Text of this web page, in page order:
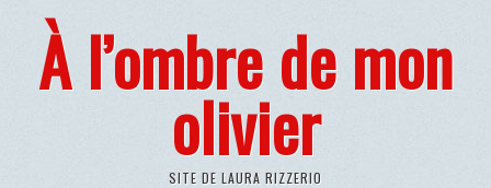
À l’ombre de mon
olivier
SITE DE LAURA RIZZERIO